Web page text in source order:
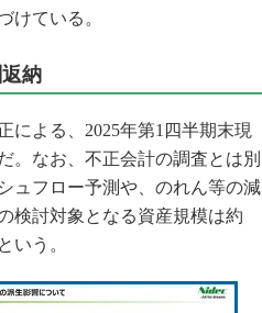
けている。
納
よる、2025年第1四半期末現
。なお、不正会計の調査とは別
ュフロー予測や、のれん等の減
検討対象となる資産規模は約
いう。